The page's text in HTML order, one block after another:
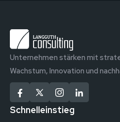
Unternehmen stärken mit
Wachstum, Innovation und
Schnelleinstieg